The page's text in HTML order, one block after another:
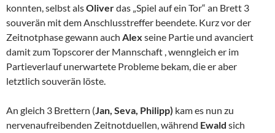
konnten, selbst alsOliverdas „Spiel auf ein Tor“ an Brett 3
souverän mit dem Anschlusstreffer beendete. Kurz vor der
Zeitnotphase gewann auch Alex seine Partie und avanciert
damit zum Topscorer der Mannschaft , wenngleich er im
Partieverlauf unerwartete Probleme bekam, die er aber
letztlich souverän löste.
An gleich 3 Brettern (Jan, Seva, Philipp) kam es nun zu
nervenaufreibenden Zeitnotduellen, während Ewald sich